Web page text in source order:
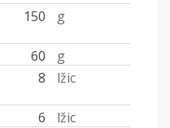
150
g
60
g
8
lžic
6
lžic